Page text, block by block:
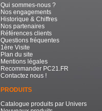
Qui sommes-nous ?
Nos engagements
Historique & Chiffres
Nos partenaires
Références clients
Questions fréquentes
1ère Visite
Plan du site
Mentions légales
Recommander PC21.FR
Contactez nous !
PRODUITS
Catalogue produits par Univers